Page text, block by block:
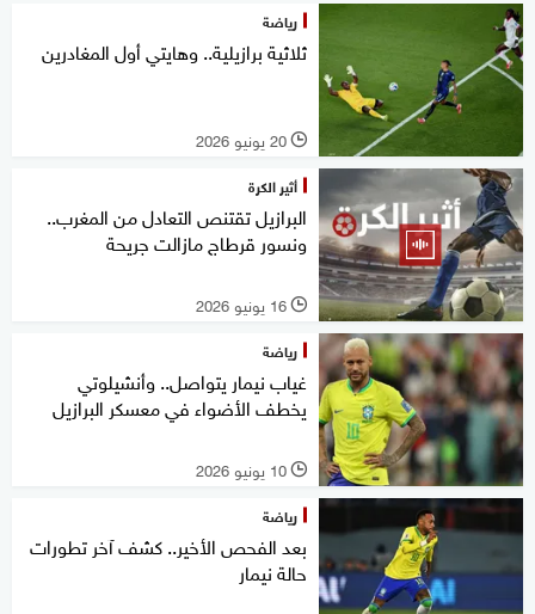
رياضة
ثلاثية برازيلية.. وهايتي أول المغادرين
l 20 يونيو 2026
أثير الكرة
البرازيل تقتنص التعادل من المغرب..
ونسور قرطاج مازالت جريحة
l 16 يونيو 2026
رياضة
غياب نيمار يتواصل.. وأنشيلوتي
يخطف الأضواء في معسكر البرازيل
l 10 يونيو 2026
رياضة
بعد الفحص الأخير.. كشف آخر تطورات
حالة نيمار